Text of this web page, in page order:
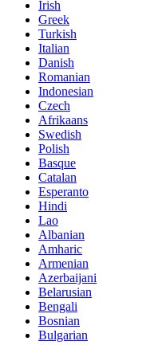
Irish
Greek
Turkish
Italian
Danish
Romanian
Indonesian
Czech
Afrikaans
Swedish
Polish
Basque
Catalan
Esperanto
Hindi
Lao
Albanian
Amharic
Armenian
Azerbaijani
Belarusian
Bengali
Bosnian
Bulgarian